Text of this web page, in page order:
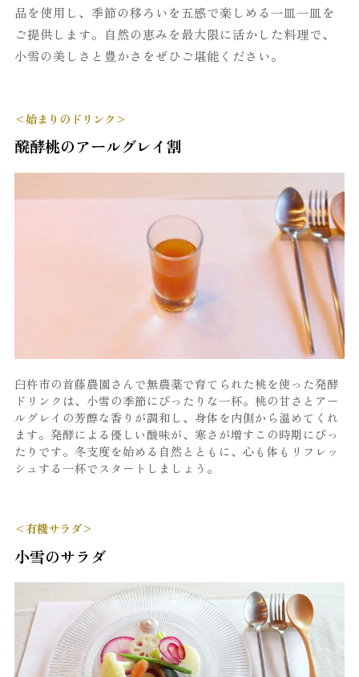
品を使用し、季節の移ろいを五感で楽しめる一皿一皿を
ご提供します。自然の恵みを最大限に活かした料理で、
小雪の美しさと豊かさをぜひご堪能ください。
<始まりのドリンク>
醗酵桃のアールグレイ割
臼杵市の首藤農園さんで無農薬で育てられた桃を使った発酵
ドリンクは、小雪の季節にぴったりな一杯。桃の甘さとアー
ルグレイの芳醇な香りが調和し、身体を内側から温めてくれ
ます。発酵による優しい酸味が、寒さが増すこの時期にぴっ
たりです。冬支度を始める自然とともに、心も体もリフレッ
シュする一杯でスタートしましょう。
<有機サラダ>
小雪のサラダ